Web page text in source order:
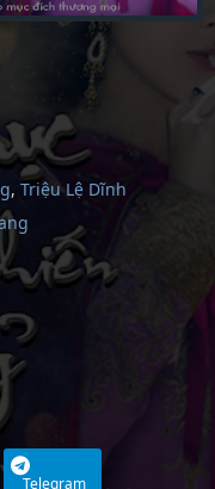
, Triệu Lệ Dĩnh
Telegram